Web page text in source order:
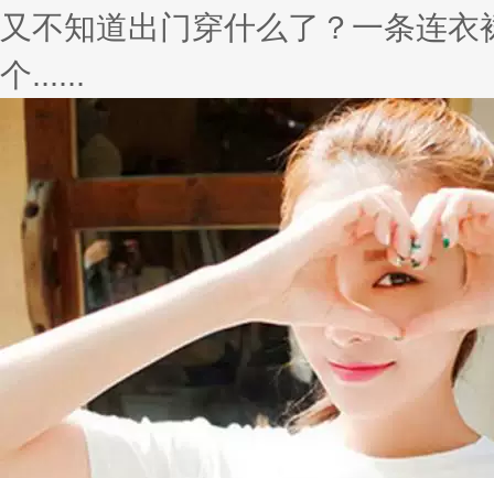
又不知道出门穿什么了？一条连
个......